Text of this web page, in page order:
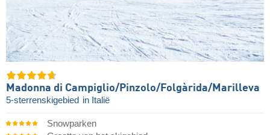
Madonna di Campiglio/​Pinzolo/​Folgàrida/​Marilleva
5-sterrenskigebied in Italië
Snowparken